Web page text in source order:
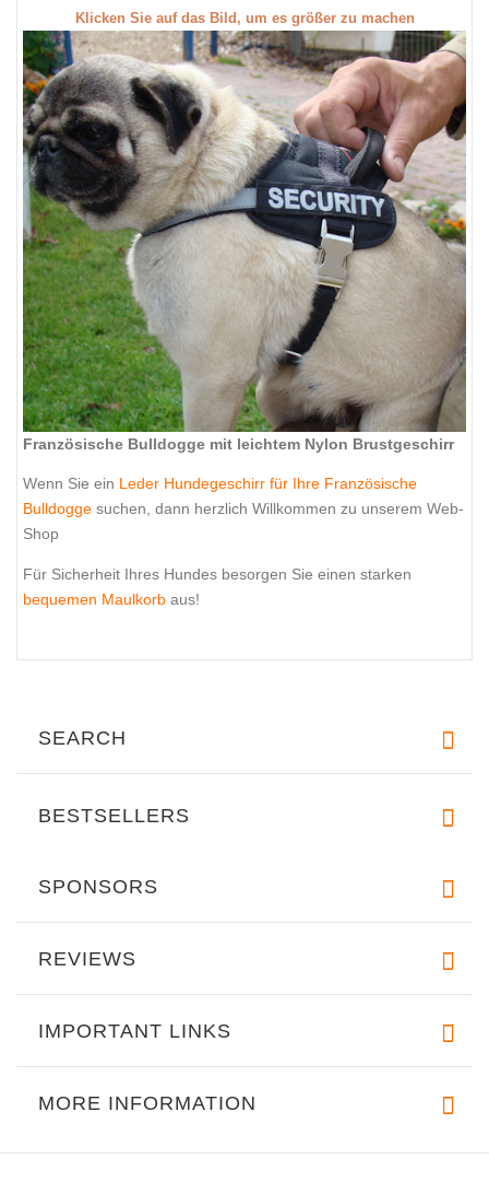
Klicken Sie auf das Bild, um es größer zu machen
Französische Bulldogge mit leichtem Nylon Brustgeschirr
Wenn Sie ein Leder Hundegeschirr für Ihre Französische
Bulldogge suchen, dann herzlich Willkommen zu unserem Web-
Shop
Für Sicherheit Ihres Hundes besorgen Sie einen starken
bequemen Maulkorb aus!
SEARCH
BESTSELLERS
SPONSORS
REVIEWS
IMPORTANT LINKS
MORE INFORMATION